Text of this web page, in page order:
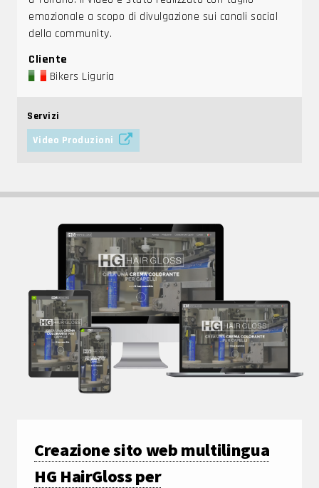
emozionale a scopo di divulgazione sui canali social
della community.
Cliente
Bikers Liguria
Servizi
Video Produzioni
Creazione sito web multilingua
HG HairGloss per